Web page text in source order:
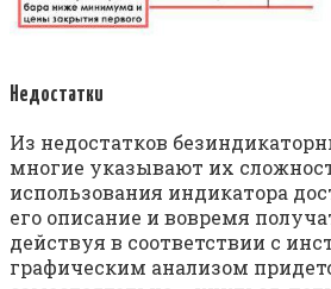
Недостатки
Из недостатков
многие указывают их
использования индикатора
его описание и вовремя
действуя в соответствии с
графическим анализом